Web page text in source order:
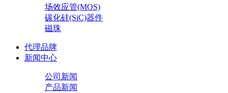
场效应管(MOS)
碳化硅(SiC)器件
磁珠
代理品牌
新闻中心
公司新闻
产品新闻